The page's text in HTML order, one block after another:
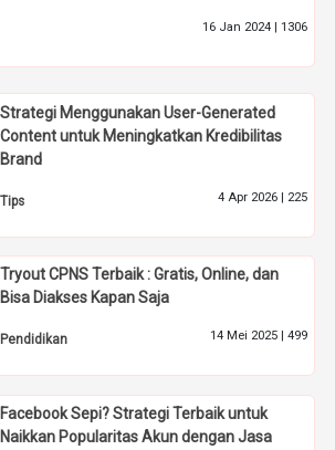
16 Jan 2024 | 1306
Strategi Menggunakan User-Generated
Content untuk Meningkatkan Kredibilitas
Brand
Tips 4 Apr 2026 | 225
Tryout CPNS Terbaik : Gratis, Online, dan
Bisa Diakses Kapan Saja
Pendidikan 14 Mei 2025 | 499
Facebook Sepi? Strategi Terbaik untuk
Naikkan Popularitas Akun dengan Jasa